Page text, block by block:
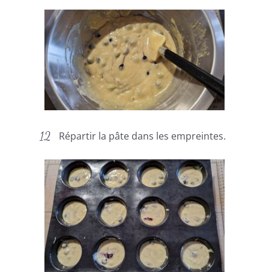
Répartir la pâte dans les empreintes.